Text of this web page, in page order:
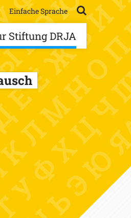
Stiftung DRJA
Einfache Sprache